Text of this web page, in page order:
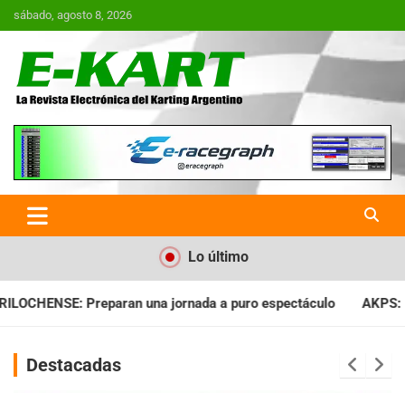
Saltar
al
sábado, agosto 8, 2026
E-Kart.com.ar | La Revista
Electrónica del Karting en
Argentina
Lo último
a puro espectáculo AKPS: Intervino la IGJ y oficializó el
Destacadas